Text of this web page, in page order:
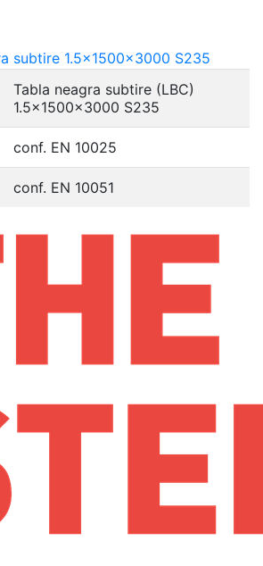
Tabla neagra subtire (LBC)
1.5x1500x3000 S235
conf. EN 10025
conf. EN 10051